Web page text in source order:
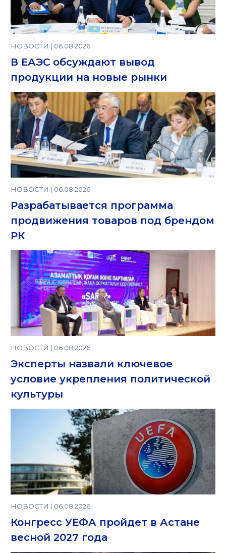
НОВОСТИ | 06.08.2026
В ЕАЭС обсуждают вывод
продукции на новые рынки
НОВОСТИ | 06.08.2026
Разрабатывается программа
продвижения товаров под брендом
РК
НОВОСТИ | 06.08.2026
Эксперты назвали ключевое
условие укрепления политической
культуры
НОВОСТИ | 06.08.2026
Конгресс УЕФА пройдет в Астане
весной 2027 года